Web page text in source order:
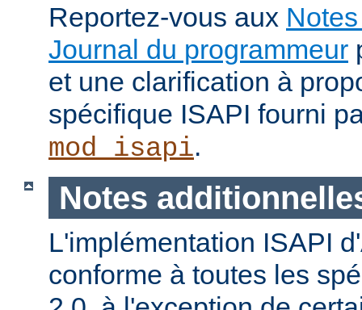
Reportez-vous aux
Journal du programmeur
et une clarification à
spécifique ISAPI fourni
mod_isapi.
Notes
L'implémentation ISAPI
conforme à toutes les